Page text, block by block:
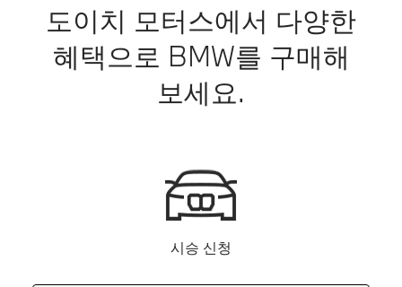
도이치 모터스에서 다양한
혜택으로 BMW를 구매해
보세요.
시승 신청